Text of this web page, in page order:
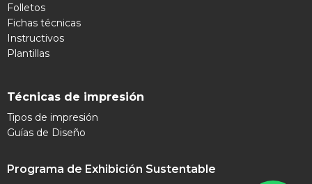
Folletos
Fichas técnicas
Instructivos
Plantillas
Técnicas de impresión
Tipos de impresión
Guías de Diseño
Programa de Exhibición Sustentable